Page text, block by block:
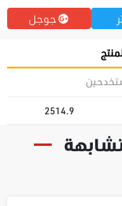
جوجل
2514.9